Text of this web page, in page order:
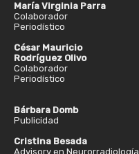
María Virginia Parra
Colaborador
Periodístico
César Mauricio
Rodríguez Olivo
Colaborador
Periodístico
Bárbara Domb
Publicidad
Cristina Besada
Advisory en Neurorradiología